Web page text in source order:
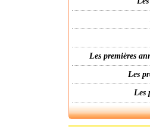
Les premières
Les
Les